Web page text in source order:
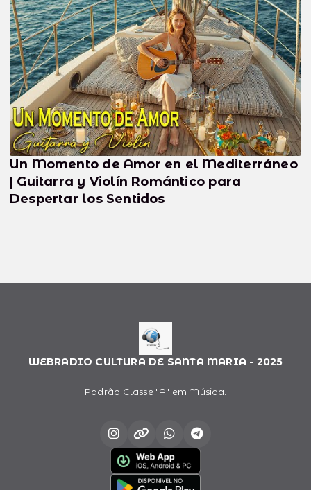
Un Momento de Amor en el Mediterráneo
| Guitarra y Violín Romántico para
Despertar los Sentidos
WEBRADIO CULTURA DE SANTA MARIA - 2025
Padrão Classe "A" em Música.